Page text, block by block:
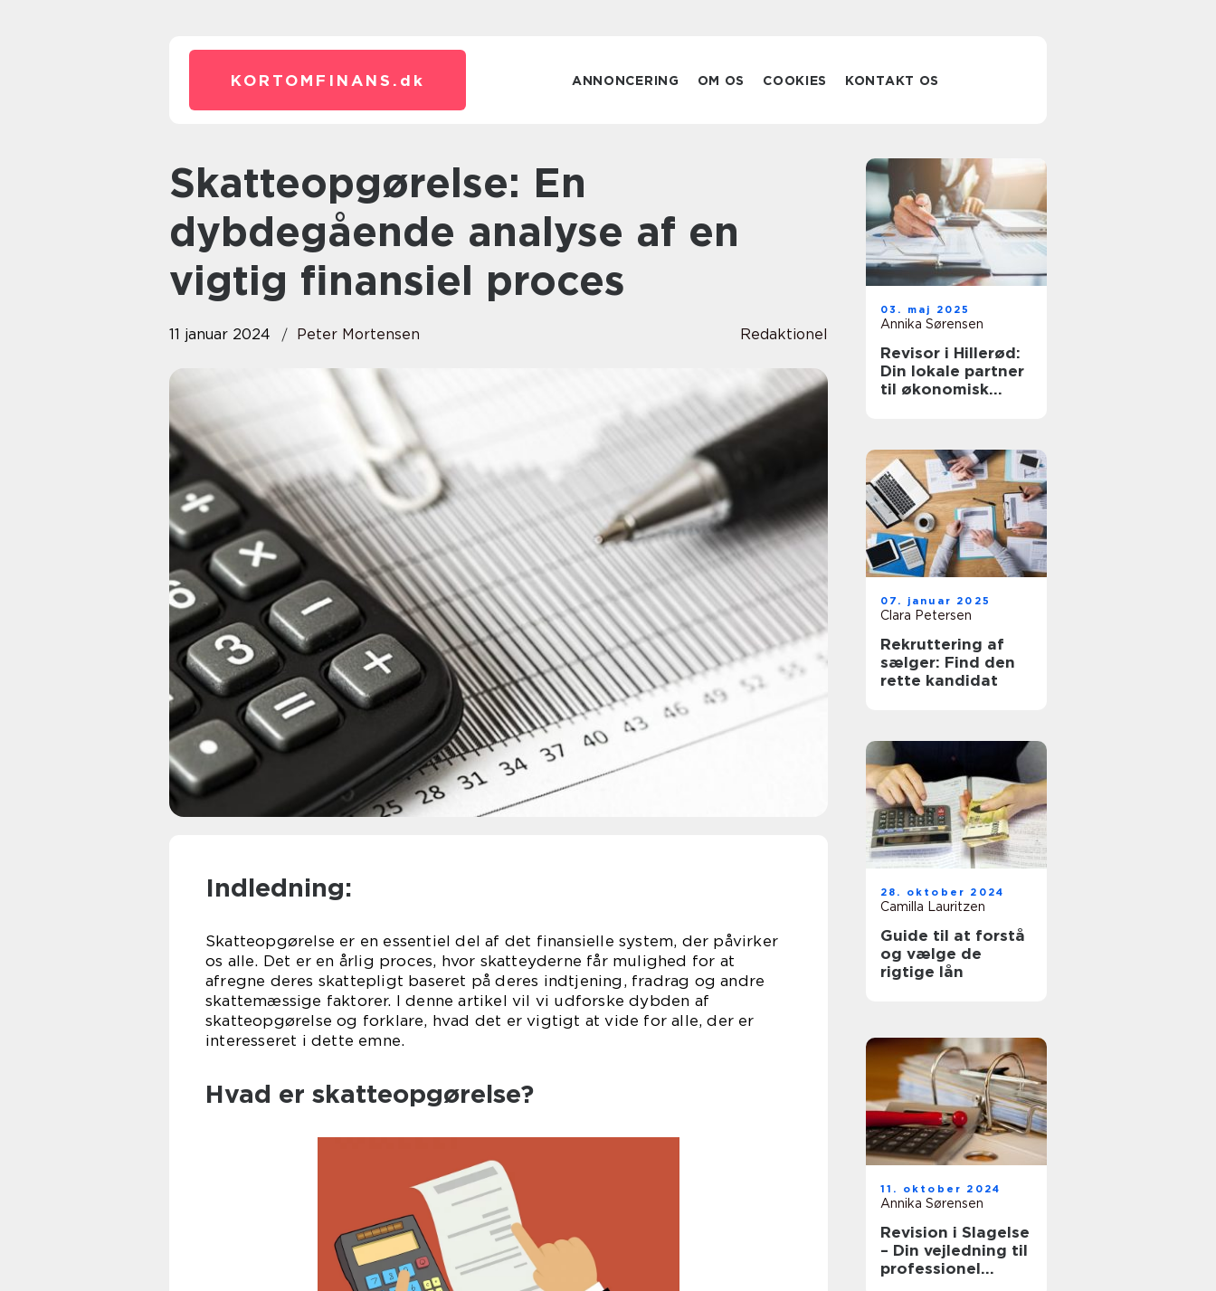
KORTOMFINANS. dk ANNONCERING OM OS COOKIES KONTAKT OS
Skatteopgørelse: En
dybdegående analyse af en
vigtig finansiel proces
11 januar 2024 Peter Mortensen Redaktionel
Indledning:
Skatteopgørelse er en essentiel del af det finansielle system, der påvirker
os alle. Det er en årlig proces, hvor skatteyderne får mulighed for at
afregne deres skattepligt baseret på deres indtjening, fradrag og andre
skattemæssige faktorer. I denne artikel vil vi udforske dybden af
skatteopgørelse og forklare, hvad det er vigtigt at vide for alle, der er
interesseret i dette emne.
Hvad er skatteopgørelse?
03. maj 2025
Annika Sørensen
Revisor i Hillerød:
Din lokale partner
til økonomisk
07. januar 2025
Clara Petersen
Rekruttering af
sælger: Find den
rette kandidat
28. oktober 2024
Camilla Lauritzen
Guide til at forstå
og vælge de
rigtige lån
11. oktober 2024
Annika Sørensen
Revision i Slagelse
– Din vejledning til
professionel